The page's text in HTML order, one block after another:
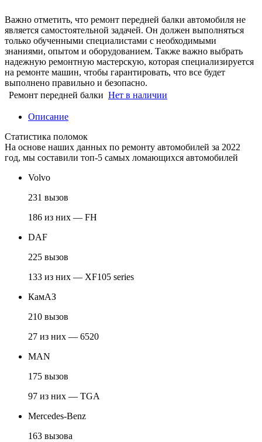
Важно отметить, что ремонт передней балки автомобиля не
является самостоятельной задачей. Он должен выполняться
только обученными специалистами с необходимыми
знаниями, опытом и оборудованием. Также важно выбрать
надежную ремонтную мастерскую, которая специализируется
на ремонте машин, чтобы гарантировать, что все будет
выполнено правильно и безопасно.
Ремонт передней балки Нет в наличии
Описание
Статистика поломок
На основе наших данных по ремонту автомобилей за 2022
год, мы составили топ-5 самых ломающихся автомобилей
Volvo
231 вызов
186 из них — FH
DAF
225 вызов
133 из них — XF105 series
КамАЗ
210 вызов
27 из них — 6520
MAN
175 вызов
97 из них — TGA
Mercedes-Benz
163 вызова